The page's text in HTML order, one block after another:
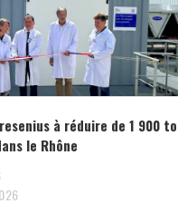
à réduire de 1 900
le Rhône